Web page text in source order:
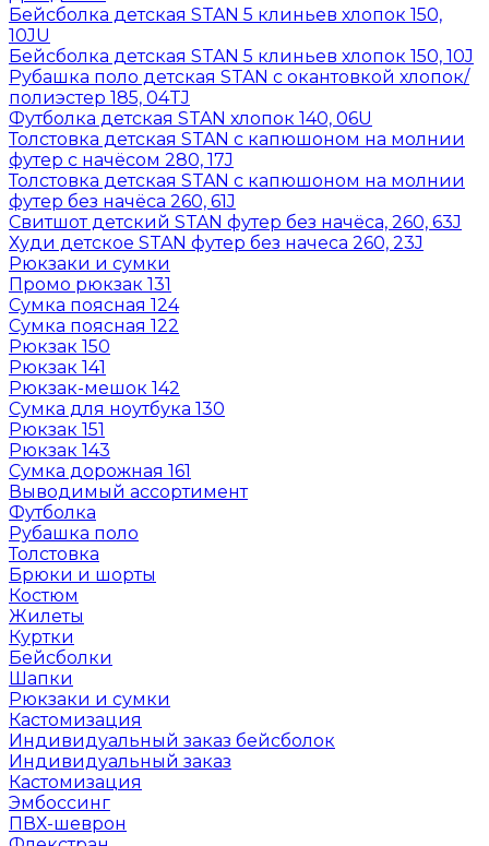
Бейсболка детская STAN 5 клиньев хлопок 150,
10JU
Бейсболка детская STAN 5 клиньев хлопок 150, 10J
Рубашка поло детская STAN с окантовкой хлопок/
полиэстер 185, 04TJ
Футболка детская STAN хлопок 140, 06U
Толстовка детская STAN с капюшоном на молнии
футер с начёсом 280, 17J
Толстовка детская STAN с капюшоном на молнии
футер без начёса 260, 61J
Свитшот детский STAN футер без начёса, 260, 63J
Худи детское STAN футер без начеса 260, 23J
Рюкзаки и сумки
Промо рюкзак 131
Сумка поясная 124
Сумка поясная 122
Рюкзак 150
Рюкзак 141
Рюкзак-мешок 142
Сумка для ноутбука 130
Рюкзак 151
Рюкзак 143
Сумка дорожная 161
Выводимый ассортимент
Футболка
Рубашка поло
Толстовка
Брюки и шорты
Костюм
Жилеты
Куртки
Бейсболки
Шапки
Рюкзаки и сумки
Кастомизация
Индивидуальный заказ бейсболок
Индивидуальный заказ
Кастомизация
Эмбоссинг
ПВХ-шеврон